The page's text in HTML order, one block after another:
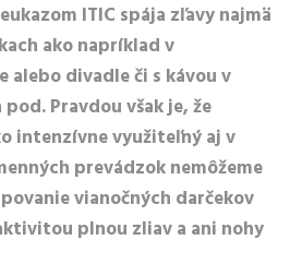
ITIC spája zľavy najmä
ako napríklad v
alebo divadle či s kávou v
Pravdou však je, že
intenzívne využiteľný aj v
prevádzok nemôžeme
vianočných darčekov
plnou zliav a ani nohy